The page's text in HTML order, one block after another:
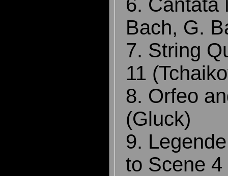
6. Cantata
Bach, G.
7. String
11
8. Orfeo
(Gluck)
9.
to Scene